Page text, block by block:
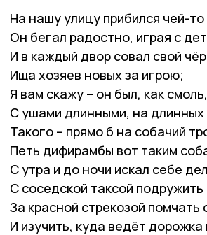
На нашу улицу прибился чей-то
Он бегал радостно, играя с
И в каждый двор совал свой
Ища хозяев новых за игрою;
Я вам скажу – он был, как
С ушами длинными, на длинных
Такого – прямо б на собачий
Петь дифирамбы вот таким
С утра и до ночи искал себе
С соседской таксой
За красной стрекозой помчать
И изучить, куда ведёт дорожка